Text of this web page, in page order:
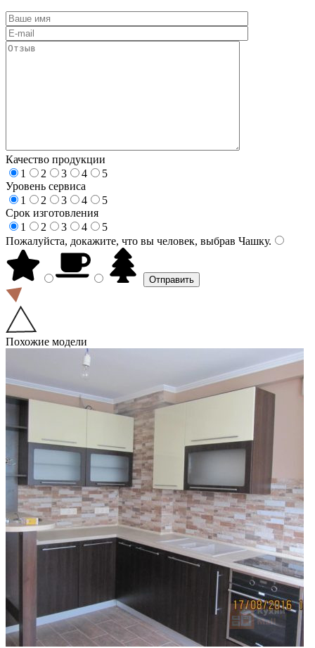
Качество продукции
1
2 3 4
5
Уровень сервиса
1
2 3 4
5
Срок изготовления
1
2 3 4
5
Пожалуйста, докажите, что вы человек, выбрав Чашку.
Похожие модели